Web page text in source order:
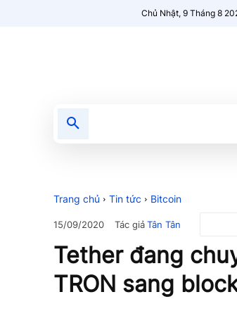
Chủ Nhật, 9 Tháng 8
Trang chủ Tin tức Bitcoin
15/09/2020 Tác giảTân Tân
Tether đang
TRON sang